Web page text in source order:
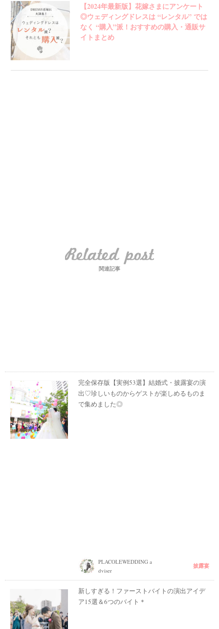
【2024年最新版】花嫁さまにアンケート
◎ウェディングドレスは “レンタル” では
なく “購入”派！おすすめの購入・通販サ
イトまとめ
関連記事
完全保存版【実例53選】結婚式・披露宴の演
出♡珍しいものからゲストが楽しめるものま
で集めました◎
PLACOLEWEDDING a
dviser
披露宴
新しすぎる！ファーストバイトの演出アイデ
ア15選＆6つのバイト＊